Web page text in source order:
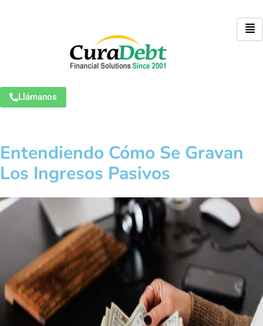
Llámanos
Entendiendo Cómo Se Gravan
Los Ingresos Pasivos